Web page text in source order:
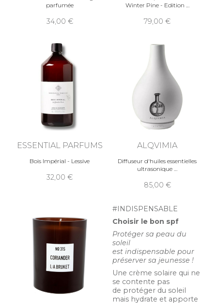
parfumée
34,00
Winter Pine - Edition
79,00
ESSENTIAL PARFUMS
Bois Impérial - Lessive
32,00
ALQVIMIA
Diffuseur d'huiles essentielles
ultrasonique
85,00
#INDISPENSABLE
Choisir le bon spf
Protéger sa peau du
soleil
est indispensable pour
préserver sa jeunesse !
Une crème solaire qui ne
se contente pas
de protéger du soleil
mais hydrate et apporte